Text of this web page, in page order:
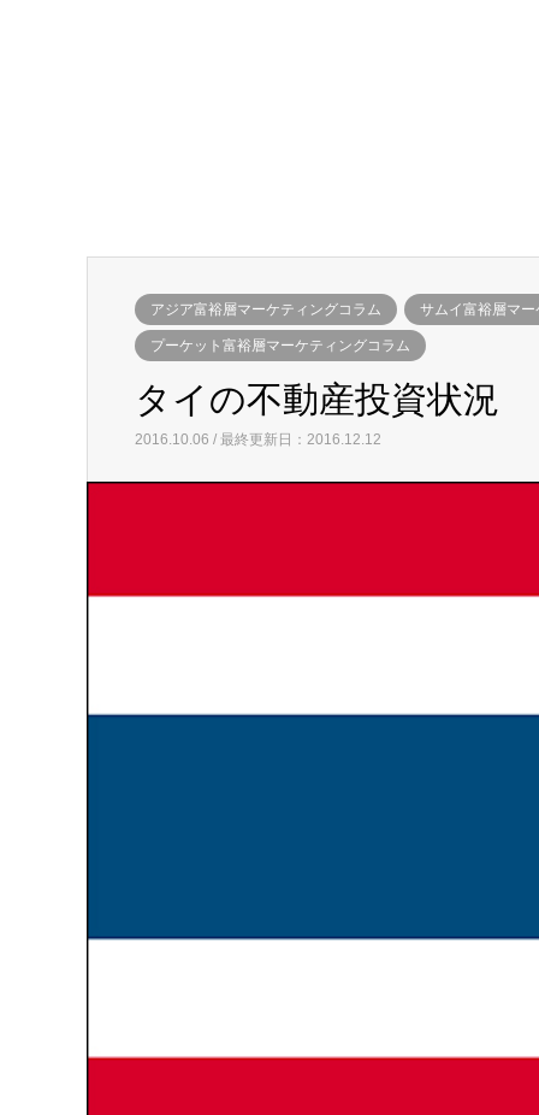
アジア富裕層マーケティングコラム サムイ富裕層マ
プーケット富裕層マーケティングコラム
タイの不動産投資状況
2016.10.06 / 最終更新日：2016.12.12